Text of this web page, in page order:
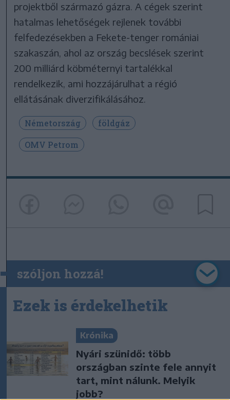
projektből származó gázra. A cégek szerint
hatalmas lehetőségek rejlenek további
felfedezésekben a Fekete-tenger romániai
szakaszán, ahol az ország becslések szerint
200 milliárd köbméternyi tartalékkal
rendelkezik, ami hozzájárulhat a régió
ellátásának diverzifikálásához.
Németország
földgáz
OMV Petrom
szóljon hozzá!
Ezek is érdekelhetik
Krónika
Nyári szünidő: több
országban szinte fele annyit
tart, mint nálunk. Melyik
jobb?